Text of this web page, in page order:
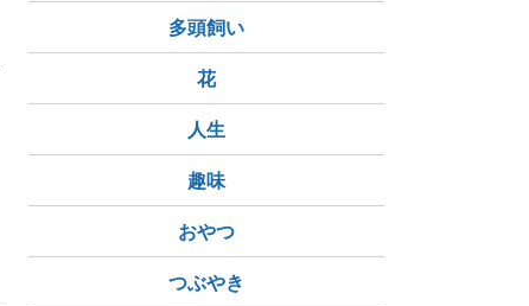
多頭飼い
花
人生
趣味
おやつ
つぶやき